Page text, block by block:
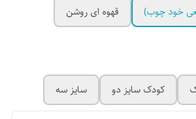
خود چوب)
قهوه ای روشن
کودک سایز دو سایز سه